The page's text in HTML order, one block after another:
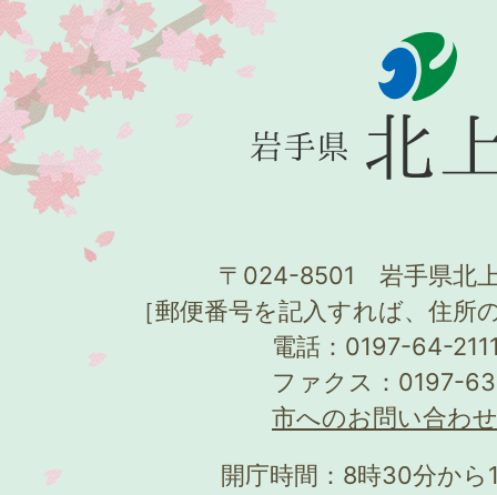
〒024-8501 岩手県北
［郵便番号を記入すれば、住所
電話：0197-64-
ファクス：0197-
市へのお問い合わ
開庁時間：8時30分か